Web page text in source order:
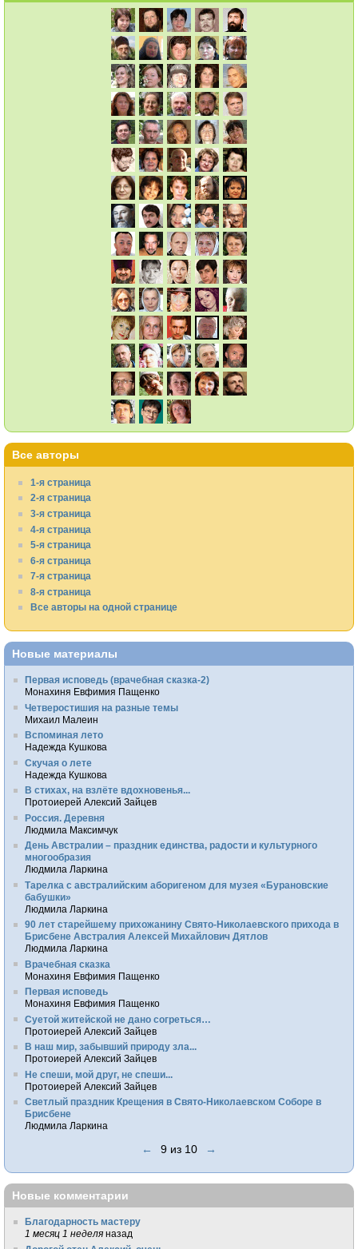
Все авторы
1-я страница
2-я страница
3-я страница
4-я страница
5-я страница
6-я страница
7-я страница
8-я страница
Все авторы на одной странице
Новые материалы
Первая исповедь (врачебная сказка-2)
Монахиня Евфимия Пащенко
Четверостишия на разные темы
Михаил Малеин
Вспоминая лето
Надежда Кушкова
Скучая о лете
Надежда Кушкова
В стихах, на взлёте вдохновенья...
Протоиерей Алексий Зайцев
Россия. Деревня
Людмила Максимчук
День Австралии – праздник единства, радости и культурного
многообразия
Людмила Ларкина
Тарелка с австралийским аборигеном для музея «Бурановские
бабушки»
Людмила Ларкина
90 лет старейшему прихожанину Свято-Николаевского прихода в
Брисбене Австралия Алексей Михайлович Дятлов
Людмила Ларкина
Врачебная сказка
Монахиня Евфимия Пащенко
Первая исповедь
Монахиня Евфимия Пащенко
Суетой житейской не дано согреться…
Протоиерей Алексий Зайцев
В наш мир, забывший природу зла...
Протоиерей Алексий Зайцев
Не спеши, мой друг, не спеши...
Протоиерей Алексий Зайцев
Светлый праздник Крещения в Свято-Николаевском Соборе в
Брисбене
Людмила Ларкина
← 9 из 10 →
Новые комментарии
Благодарность мастеру
1 месяц 1 неделя назад